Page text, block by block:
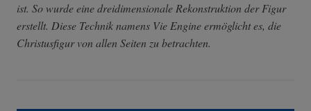
ist. So wurde eine dreidimensionale Rekonstruktion der Figur
erstellt. Diese Technik namens Vie Engine ermöglicht es, die
Christusfigur von allen Seiten zu betrachten.